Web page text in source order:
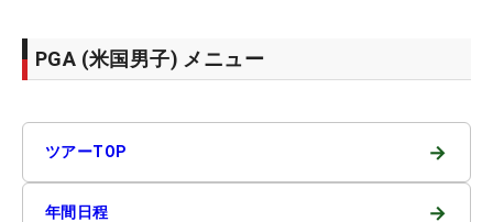
PGA (米国男子) メニュー
ツアーTOP →
年間日程 →